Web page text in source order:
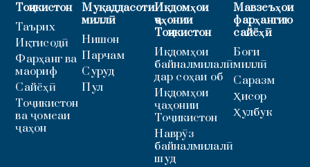
Тоҷикистон
Таърих
Иқтисодӣ
Фарҳанг ва
маориф
Сайёҳӣ
Тоҷикистон
ва ҷомеаи
ҷаҳон
Муқаддасоти
миллӣ
Нишон
Парчам
Суруд
Пул
Иқдомҳои
ҷаҳонии
Тоҷикистон
Иқдомҳои
байналмилалӣ
дар соҳаи об
Иқдомҳои
ҷаҳонии
Тоҷикистон
Наврӯз
байналмилалӣ
шуд
Мавзеъҳои
фарҳангию
сайёҳӣ
Боғи
миллӣ
Саразм
Ҳисор
Ҳулбук